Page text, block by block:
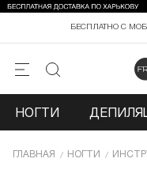
БЕСПЛАТНО С
НОГТИ
ГЛАВНАЯ НОГТИ